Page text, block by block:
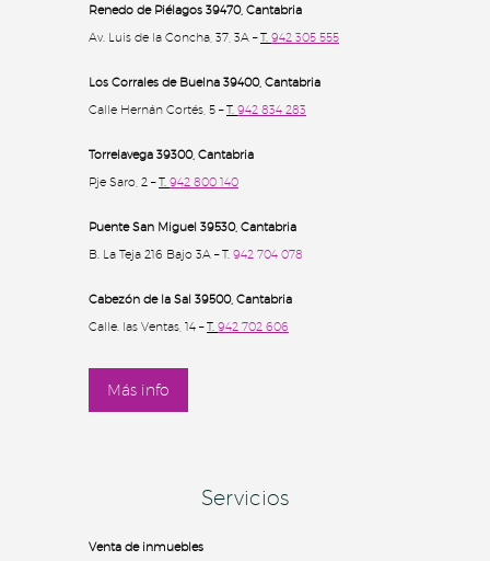
Renedo de Piélagos 39470, Cantabria
Av. Luis de la Concha, 37, 3A –T. 942 305 555
Los Corrales de Buelna 39400, Cantabria
Calle Hernán Cortés, 5 –T. 942 834 283
Torrelavega 39300, Cantabria
Pje Saro, 2 –T. 942 800 140
Puente San Miguel 39530, Cantabria
B. La Teja 216 Bajo 3A – T. 942 704 078
Cabezón de la Sal 39500, Cantabria
Calle. las Ventas, 14 –T. 942 702 606
Más info
Servicios
Venta de inmuebles